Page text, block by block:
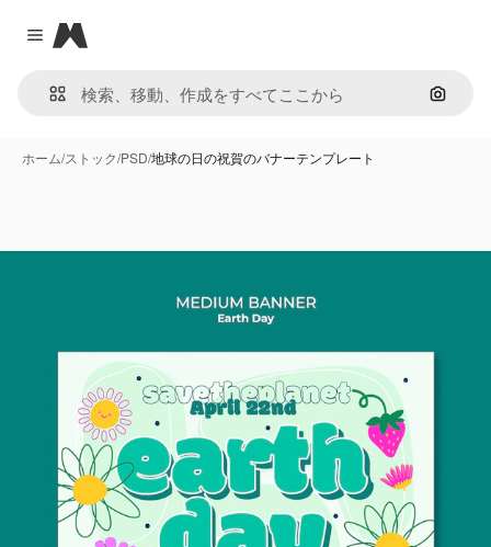
Close menu
Magnific
画像で
ホーム/ストック/PSD/地球の日の祝賀のバナーテンプレート